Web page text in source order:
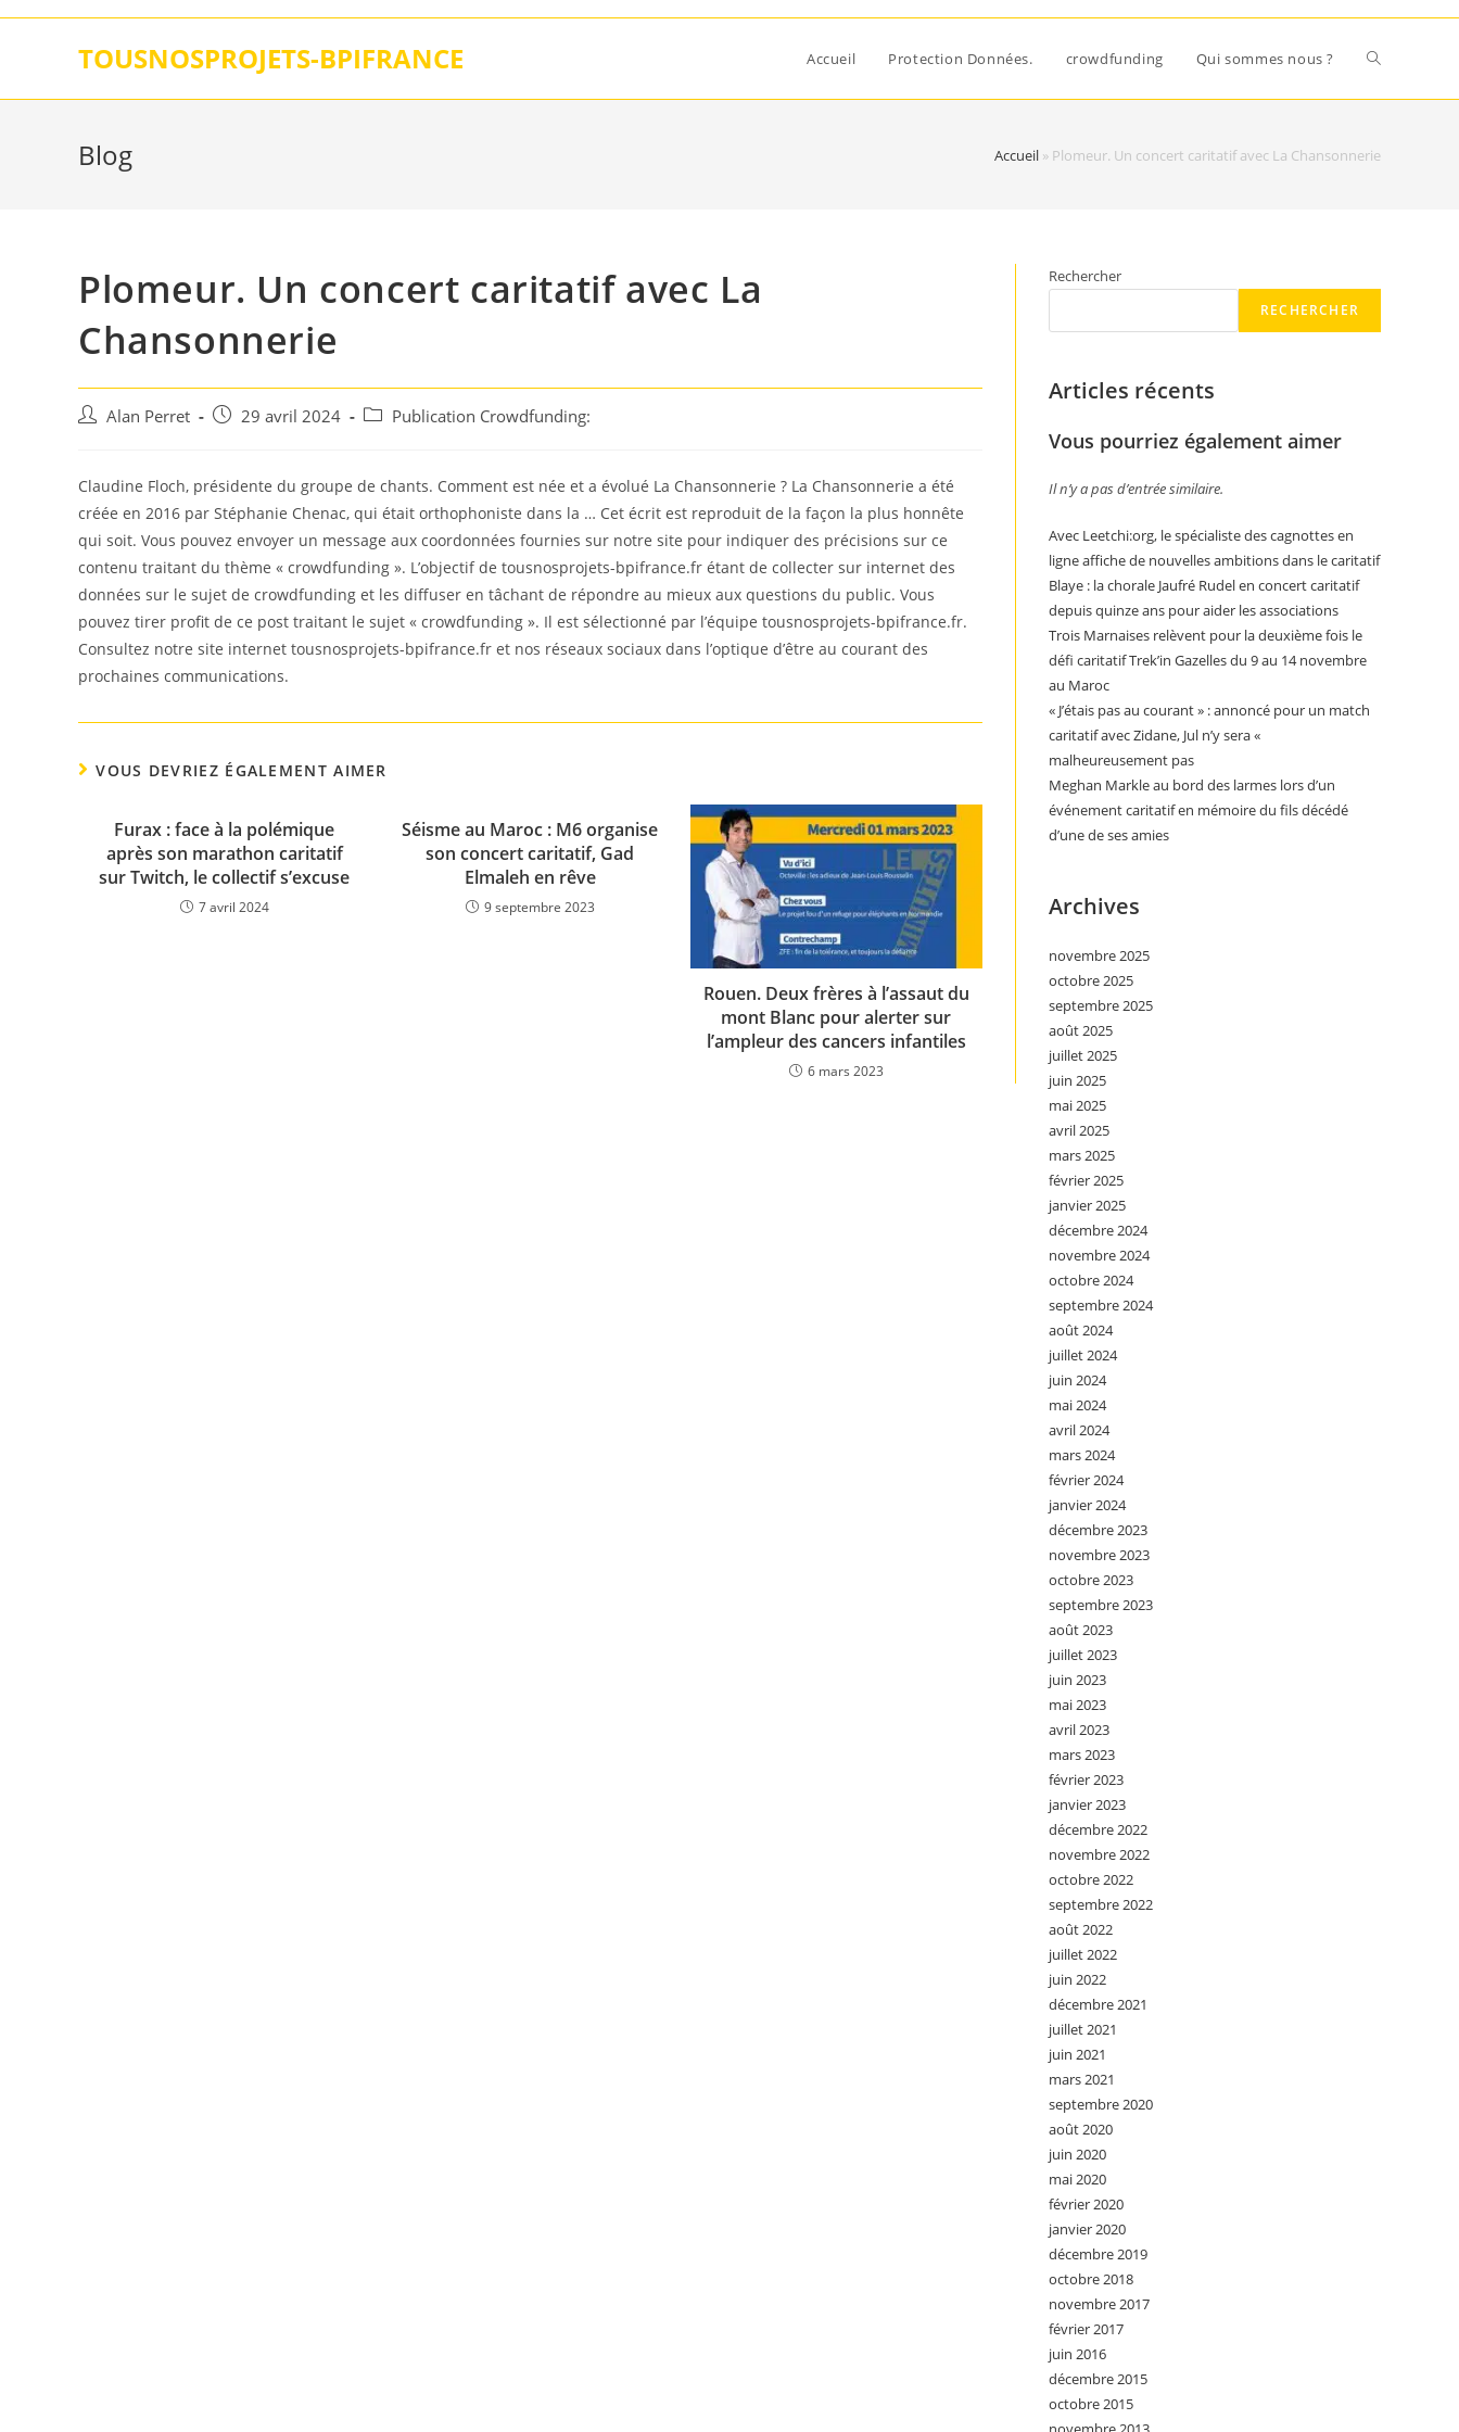
Skip
TOUSNOSPROJETS-BPIFRANCE Accueil Protection Données. crowdfunding Qui sommes nous ?
Blog Accueil » Plomeur. Un concert caritatif avec La Chansonnerie
Plomeur. Un concert caritatif avec La
Chansonnerie
Auteur/autrice
publication :
Alan Perret
Post 29 avril 2024
Post Publication Crowdfunding:
Claudine Floch, présidente du groupe de chants. Comment est née et a évolué La Chansonnerie ? La Chansonnerie a été
créée en 2016 par Stéphanie Chenac, qui était orthophoniste dans la … Cet écrit est reproduit de la façon la plus honnête
qui soit. Vous pouvez envoyer un message aux coordonnées fournies sur notre site pour indiquer des précisions sur ce
contenu traitant du thème « crowdfunding ». L’objectif de tousnosprojets-bpifrance.fr étant de collecter sur internet des
données sur le sujet de crowdfunding et les diffuser en tâchant de répondre au mieux aux questions du public. Vous
pouvez tirer profit de ce post traitant le sujet « crowdfunding ». Il est sélectionné par l’équipe tousnosprojets-bpifrance.fr.
Consultez notre site internet tousnosprojets-bpifrance.fr et nos réseaux sociaux dans l’optique d’être au courant des
prochaines communications.
VOUS DEVRIEZ ÉGALEMENT AIMER
Furax : face à la polémique
après son marathon caritatif
sur Twitch, le collectif s’excuse
7 avril 2024
Séisme au Maroc : M6 organise
son concert caritatif, Gad
Elmaleh en rêve
9 septembre 2023
Rouen. Deux frères à l’assaut du
mont Blanc pour alerter sur
l’ampleur des cancers infantiles
6 mars 2023
Rechercher
RECHERCHER
Articles récents
Vous pourriez également aimer
Il n’y a pas d’entrée similaire.
Avec Leetchi:org, le spécialiste des cagnottes en
ligne affiche de nouvelles ambitions dans le caritatif
Blaye : la chorale Jaufré Rudel en concert caritatif
depuis quinze ans pour aider les associations
Trois Marnaises relèvent pour la deuxième fois le
défi caritatif Trek’in Gazelles du 9 au 14 novembre
au Maroc
« J’étais pas au courant » : annoncé pour un match
caritatif avec Zidane, Jul n’y sera «
malheureusement pas
Meghan Markle au bord des larmes lors d’un
événement caritatif en mémoire du fils décédé
d’une de ses amies
Archives
novembre 2025
octobre 2025
septembre 2025
août 2025
juillet 2025
juin 2025
mai 2025
avril 2025
mars 2025
février 2025
janvier 2025
décembre 2024
novembre 2024
octobre 2024
septembre 2024
août 2024
juillet 2024
juin 2024
mai 2024
avril 2024
mars 2024
février 2024
janvier 2024
décembre 2023
novembre 2023
octobre 2023
septembre 2023
août 2023
juillet 2023
juin 2023
mai 2023
avril 2023
mars 2023
février 2023
janvier 2023
décembre 2022
novembre 2022
octobre 2022
septembre 2022
août 2022
juillet 2022
juin 2022
décembre 2021
juillet 2021
juin 2021
mars 2021
septembre 2020
août 2020
juin 2020
mai 2020
février 2020
janvier 2020
décembre 2019
octobre 2018
novembre 2017
février 2017
juin 2016
décembre 2015
octobre 2015